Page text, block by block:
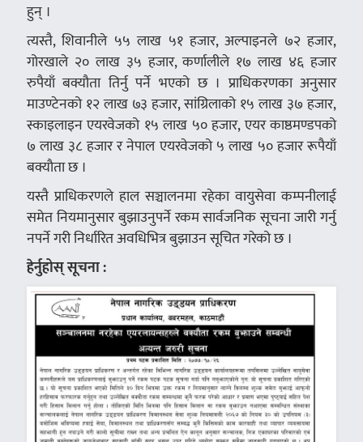
हुन् ।
त्यस्तै, शिवानीले ५५ लाख ५१ हजार, अल्पाइनले ७२ हजार,
गोरखाले २० लाख ३५ हजार, कर्णालीले १७ लाख ४६ हजार
रुपैयाँ बक्यौता तिर्नु पर्ने भएको छ । प्राधिकरणका अनुसार
माउण्टेनको १२ लाख ७३ हजार, सांग्रिलाको १५ लाख ३७ हजार,
स्काइलाइन एयरवेजको १५ लाख ५० हजार, एयर काष्ठमण्डपको
७ लाख ३८ हजार र नेपाल एयरवेजको ५ लाख ५० हजार रूपैयाँ
बक्याैता छ ।
यस्तै प्राधिकरणले हाल सञ्चालनमा रहेका वायुसेवा कम्पनीलाई
समेत नियमानुसार बुझाउनुपर्ने रकम सार्वजनिक सूचना जारी गर्नु
नपर्ने गरी निर्धारित अवधिभित्र बुझाउन सूचित गरेको छ ।
हेर्नुहोस् सूचना :